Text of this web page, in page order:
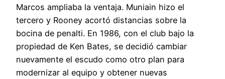
Marcos ampliaba la ventaja. Muniain hizo el
tercero y Rooney acortó distancias sobre la
bocina de penalti. En 1986, con el club bajo la
propiedad de Ken Bates, se decidió cambiar
nuevamente el escudo como otro plan para
modernizar al equipo y obtener nuevas